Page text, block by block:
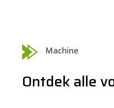
Machine
Ontdek alle